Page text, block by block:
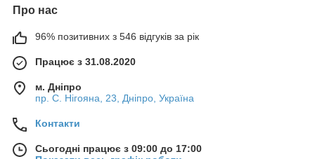
Про нас
96% позитивних з 546 відгуків за рік
Працює з 31.08.2020
м. Дніпро
пр. С. Нігояна, 23, Дніпро, Україна
Контакти
Сьогодні працює з 09:00 до 17:00